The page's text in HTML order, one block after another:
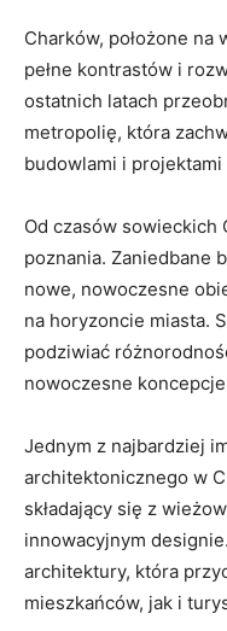
Charków, ​położone na
pełne kontrastów i
ostatnich latach
metropolię, która
budowlami i
Od czasów sowieckich
poznania. ‍Zaniedbane
nowe, nowoczesne
na horyzoncie miasta.
podziwiać
nowoczesne
Jednym z najbardziej
architektonicznego w
składający się z
innowacyjnym
architektury, która
mieszkańców, jak i